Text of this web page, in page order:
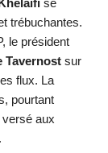
se
trébuchantes.
le président
Tavernost sur
flux. La
pourtant
versé aux